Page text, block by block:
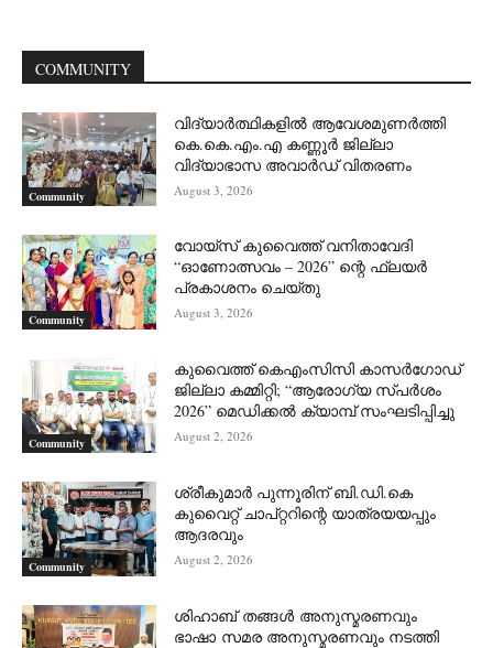
COMMUNITY
Community
വിദ്യാർത്ഥികളിൽ ആവേശമുണർത്തി
കെ.കെ.എം.എ കണ്ണൂർ ജില്ലാ
വിദ്യാഭാസ അവാർഡ് വിതരണം
August 3, 2026
Community
വോയ്സ് കുവൈത്ത് വനിതാവേദി
“ഓണോത്സവം – 2026” ന്റെ ഫ്ലയർ
പ്രകാശനം ചെയ്തു
August 3, 2026
Community
കുവൈത്ത് കെഎംസിസി കാസർഗോഡ്
ജില്ലാ കമ്മിറ്റി; “ആരോഗ്യ സ്പർശം
2026” മെഡിക്കൽ ക്യാമ്പ് സംഘടിപ്പിച്ചു
August 2, 2026
Community
ശ്രീകുമാർ പുന്നൂരിന് ബി.ഡി.കെ
കുവൈറ്റ് ചാപ്റ്ററിന്റെ യാത്രയയപ്പും
ആദരവും
August 2, 2026
ശിഹാബ് തങ്ങൾ അനുസ്മരണവും
ഭാഷാ സമര അനുസ്മരണവും നടത്തി